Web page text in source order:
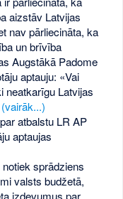
aizstāv Latvijas
nav pārliecināta, ka
un brīvība
Augstākā Padome
aptauju: «Vai
neatkarīgu Latvijas
(vairāk...)
atbalstu LR AP
aptaujas
sprādziens
valsts budžetā,
izdevumus par